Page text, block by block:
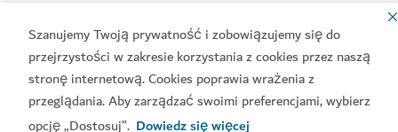
Szanujemy Twoją prywatność i zobowiązujemy się do
przejrzystości w zakresie korzystania z cookies przez naszą
stronę internetową. Cookies poprawia wrażenia z
przeglądania. Aby zarządzać swoimi preferencjami, wybierz
opcję „Dostosuj”. Dowiedz się więcej
Ten serwis jest chroniony przez reCAPTCHA. Obowiązują
Polityka prywatnościiWarunki korzystaniaz usług Google.